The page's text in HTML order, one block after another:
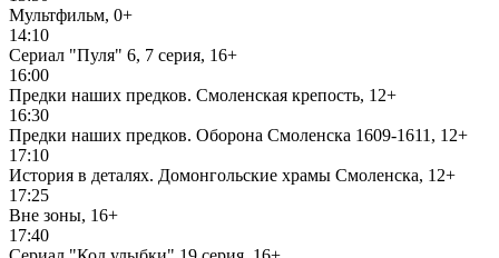
Мультфильм, 0+
14:10
Сериал "Пуля" 6, 7 серия, 16+
16:00
Предки наших предков. Смоленская крепость, 12+
16:30
Предки наших предков. Оборона Смоленска 1609-1611, 12+
17:10
История в деталях. Домонгольские храмы Смоленска, 12+
17:25
Вне зоны, 16+
17:40